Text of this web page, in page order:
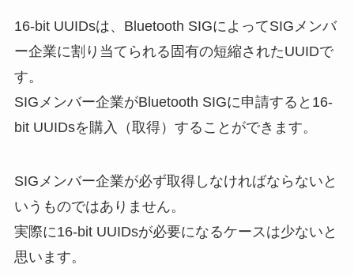
16-bit UUIDsは、Bluetooth SIGによってSIGメンバ
ー企業に割り当てられる固有の短縮されたUUIDで
す。
SIGメンバー企業がBluetooth SIGに申請すると16-
bit UUIDsを購入（取得）することができます。
SIGメンバー企業が必ず取得しなければならないと
いうものではありません。
実際に16-bit UUIDsが必要になるケースは少ないと
思います。